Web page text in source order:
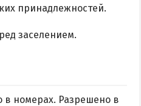
принадлежностей.
заселением.
в номерах. Разрешено в